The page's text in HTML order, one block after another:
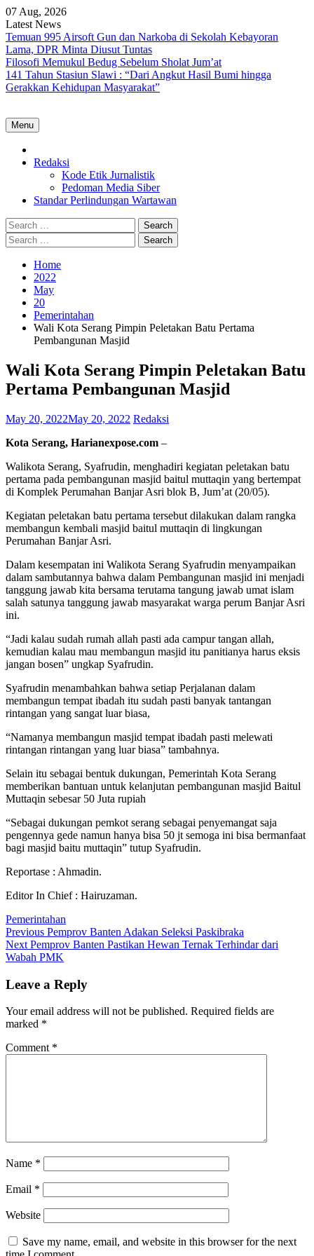
Skip
to
content
07 Aug, 2026
Latest News
Temuan 995 Airsoft Gun dan Narkoba di Sekolah Kebayoran
Lama, DPR Minta Diusut Tuntas
Filosofi Memukul Bedug Sebelum Sholat Jum’at
141 Tahun Stasiun Slawi : “Dari Angkut Hasil Bumi hingga
Gerakkan Kehidupan Masyarakat”
Menu
Redaksi
Kode Etik Jurnalistik
Pedoman Media Siber
Standar Perlindungan Wartawan
Search
for:
Search
for:
Home
2022
May
20
Pemerintahan
Wali Kota Serang Pimpin Peletakan Batu Pertama
Pembangunan Masjid
Wali Kota Serang Pimpin Peletakan Batu
Pertama Pembangunan Masjid
May 20, 2022May 20, 2022 Redaksi
Kota Serang, Harianexpose.com –
Walikota Serang, Syafrudin, menghadiri kegiatan peletakan batu
pertama pada pembangunan masjid baitul muttaqin yang bertempat
di Komplek Perumahan Banjar Asri blok B, Jum’at (20/05).
Kegiatan peletakan batu pertama tersebut dilakukan dalam rangka
membangun kembali masjid baitul muttaqin di lingkungan
Perumahan Banjar Asri.
Dalam kesempatan ini Walikota Serang Syafrudin menyampaikan
dalam sambutannya bahwa dalam Pembangunan masjid ini menjadi
tanggung jawab kita bersama terutama tangung jawab umat islam
salah satunya tanggung jawab masyarakat warga perum Banjar Asri
ini.
“Jadi kalau sudah rumah allah pasti ada campur tangan allah,
kemudian kalau mau membangun masjid itu panitianya harus eksis
jangan bosen” ungkap Syafrudin.
Syafrudin menambahkan bahwa setiap Perjalanan dalam
membangun tempat ibadah itu sudah pasti banyak tantangan
rintangan yang sangat luar biasa,
“Namanya membangun masjid tempat ibadah pasti melewati
rintangan rintangan yang luar biasa” tambahnya.
Selain itu sebagai bentuk dukungan, Pemerintah Kota Serang
memberikan bantuan untuk kelanjutan pembangunan masjid Baitul
Muttaqin sebesar 50 Juta rupiah
“Sebagai dukungan pemkot serang sebagai penyemangat saja
pengennya gede namun hanya bisa 50 jt semoga ini bisa bermanfaat
bagi masjid baitu muttaqin” tutup Syafrudin.
Reportase : Ahmadin.
Editor In Chief : Hairuzaman.
Pemerintahan
Post
navigation
Previous Previous
post:
Pemprov Banten Adakan Seleksi Paskibraka
Next Next
post:
Pemprov Banten Pastikan Hewan Ternak Terhindar dari
Wabah PMK
Leave a Reply
Your email address will not be published. Required fields are
marked *
Comment *
Name *
Email *
Website
Save my name, email, and website in this browser for the next